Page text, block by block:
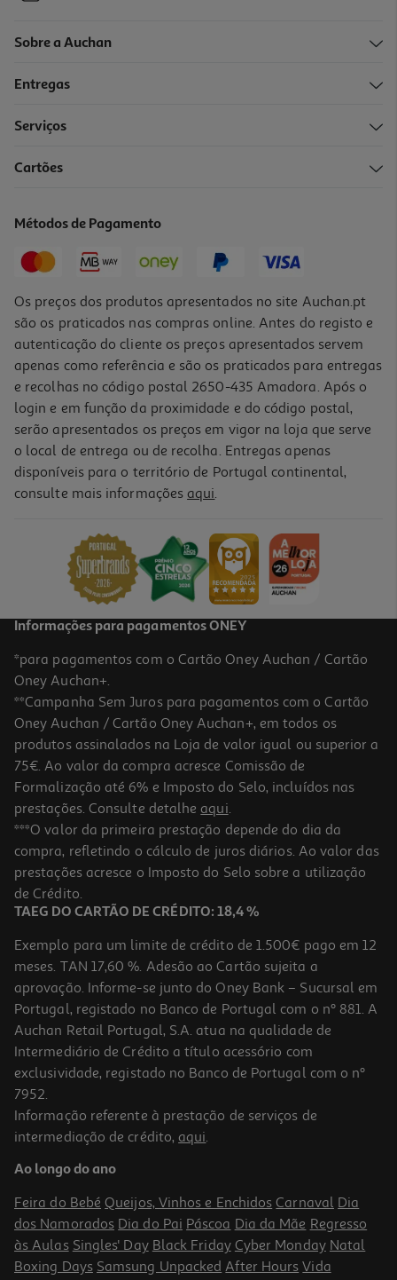
P. Ecrã Dbramante Eco-Shield Preto Iphone 16/15
18,99 €
P. Ecrã Dbramante Eco-Shield Preto S26+
9.99 €/un
9,99 €
P. Ecrã Dbramante Eco-Shield Preto S26u
9.99 €/un
9,99 €
Sobre a Auchan
Entregas
Serviços
Cartões
Métodos de Pagamento
Os preços dos produtos apresentados no site Auchan.pt
são os praticados nas compras online. Antes do registo e
autenticação do cliente os preços apresentados servem
apenas como referência e são os praticados para entregas
e recolhas no código postal 2650-435 Amadora. Após o
login e em função da proximidade e do código postal,
serão apresentados os preços em vigor na loja que serve
o local de entrega ou de recolha. Entregas apenas
disponíveis para o território de Portugal continental,
consulte mais informações aqui.
Informações para pagamentos ONEY
*para pagamentos com o Cartão Oney Auchan / Cartão
Oney Auchan+.
**Campanha Sem Juros para pagamentos com o Cartão
Oney Auchan / Cartão Oney Auchan+, em todos os
produtos assinalados na Loja de valor igual ou superior a
75€. Ao valor da compra acresce Comissão de
Formalização até 6% e Imposto do Selo, incluídos nas
prestações. Consulte detalhe aqui.
***O valor da primeira prestação depende do dia da
compra, refletindo o cálculo de juros diários. Ao valor das
prestações acresce o Imposto do Selo sobre a utilização
de Crédito.
TAEG DO CARTÃO DE CRÉDITO: 18,4 %
Exemplo para um limite de crédito de 1.500€ pago em 12
meses. TAN 17,60 %. Adesão ao Cartão sujeita a
aprovação. Informe-se junto do Oney Bank – Sucursal em
Portugal, registado no Banco de Portugal com o nº 881. A
Auchan Retail Portugal, S.A. atua na qualidade de
Intermediário de Crédito a título acessório com
exclusividade, registado no Banco de Portugal com o nº
7952.
Informação referente à prestação de serviços de
intermediação de crédito, aqui.
Ao longo do ano
Feira do Bebé Queijos, Vinhos e Enchidos Carnaval Dia
dos Namorados Dia do Pai Páscoa Dia da Mãe Regresso
às Aulas Singles' Day Black Friday Cyber Monday Natal
Boxing Days Samsung Unpacked After Hours Vida